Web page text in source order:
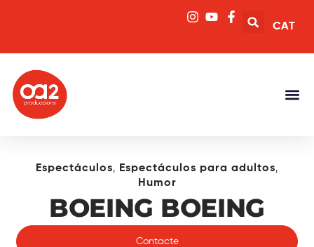
CAT
Espectáculos, Espectáculos para adultos,
Humor
BOEING BOEING
Contacte